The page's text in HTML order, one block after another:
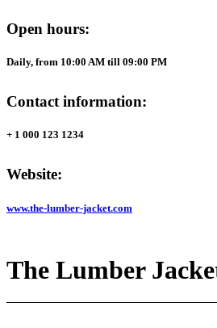
Open hours:
Daily, from 10:00 AM till 09:00 PM
Contact information:
+ 1 000 123 1234
Website:
www.the-lumber-jacket.com
The Lumber